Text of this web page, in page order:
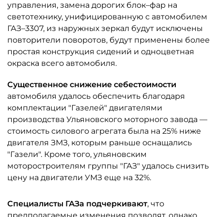
управления, замена дорогих блок–фар на
светотехнику, унифицированную с автомобилем
ГАЗ–3307, из наружных зеркал будут исключены
повторители поворотов, будут применены более
простая конструкция сидений и одноцветная
окраска всего автомобиля.
Существенное снижение себестоимости
автомобиля удалось обеспечить благодаря
комплектации "Газелей" двигателями
производства Ульяновского моторного завода —
стоимость силового агрегата была на 25% ниже
двигателя ЗМЗ, которым раньше оснащались
"Газели". Кроме того, ульяновским
моторостроителям группы "ГАЗ" удалось снизить
цену на двигатели УМЗ еще на 32%.
Специалисты ГАЗа подчеркивают, что